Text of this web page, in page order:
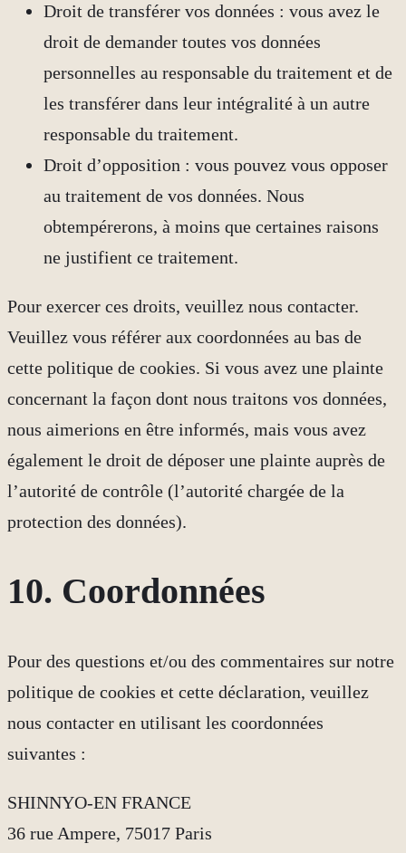
Droit de transférer vos données : vous avez le
droit de demander toutes vos données
personnelles au responsable du traitement et de
les transférer dans leur intégralité à un autre
responsable du traitement.
Droit d’opposition : vous pouvez vous opposer
au traitement de vos données. Nous
obtempérerons, à moins que certaines raisons
ne justifient ce traitement.
Pour exercer ces droits, veuillez nous contacter.
Veuillez vous référer aux coordonnées au bas de
cette politique de cookies. Si vous avez une plainte
concernant la façon dont nous traitons vos données,
nous aimerions en être informés, mais vous avez
également le droit de déposer une plainte auprès de
l’autorité de contrôle (l’autorité chargée de la
protection des données).
10. Coordonnées
Pour des questions et/ou des commentaires sur notre
politique de cookies et cette déclaration, veuillez
nous contacter en utilisant les coordonnées
suivantes :
SHINNYO-EN FRANCE
36 rue Ampere, 75017 Paris